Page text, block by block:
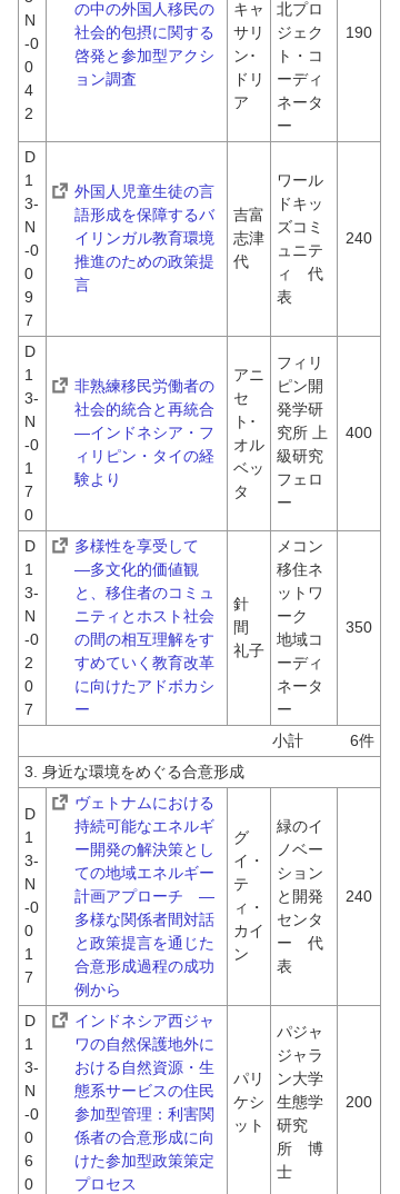
N
-0
0
4
2
の中の外国人移民の
社会的包摂に関する
啓発と参加型アクシ
ョン調査
キャ
サリ
ン･
ドリ
ア
北プロ
ジェク
ト・コ
ーディ
ネータ
ー
190
D
1
3-
N
-0
0
9
7
外国人児童生徒の言
語形成を保障するバ
イリンガル教育環境
推進のための政策提
言
吉富
志津
代
ワール
ドキッ
ズコミ
ュニテ
ィ　代
表
240
D
1
3-
N
-0
1
7
0
非熟練移民労働者の
社会的統合と再統合
―インドネシア・フ
ィリピン・タイの経
験より
アニ
セ
ト･
オル
ベッ
タ
フィリ
ピン開
発学研
究所 上
級研究
フェロ
ー
400
D
1
3-
N
-0
2
0
7
多様性を享受して
―多文化的価値観
と、移住者のコミュ
ニティとホスト社会
の間の相互理解をす
すめていく教育改革
に向けたアドボカシ
ー
針
間
礼子
メコン
移住ネ
ットワ
ーク
地域コ
ーディ
ネータ
ー
350
小計　　　6件
3. 身近な環境をめぐる合意形成
D
1
3-
N
-0
0
1
7
ヴェトナムにおける
持続可能なエネルギ
ー開発の解決策とし
ての地域エネルギー
計画アプローチ　―
多様な関係者間対話
と政策提言を通じた
合意形成過程の成功
例から
グ
イ・
テ
ィ・
カイ
ン
緑のイ
ノベー
ション
と開発
センタ
ー　代
表
240
D
1
3-
N
-0
0
6
0
インドネシア西ジャ
ワの自然保護地外に
おける自然資源・生
態系サービスの住民
参加型管理：利害関
係者の合意形成に向
けた参加型政策策定
プロセス
パリ
ケシ
ット
パジャ
ジャラ
ン大学
生態学
研究
所　博
士
200